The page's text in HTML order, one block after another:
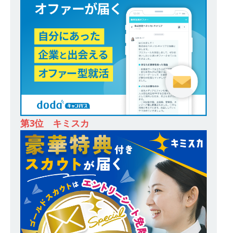
務・転勤なし ｜ 投資用住宅販売をリードする企
業が手がける賃貸アパート・マンションの管理を
行う ｜ 年間休日125日以上 ｜ 不動産業ではレア
な私服出社OK ｜ 土日祝完全休み ｜ スタンダー
ド上場 明豊エンタープライズグループ ｜ 明豊プ
体育会積極採用企業
[ 2026年5月14日 ]
【 28卒 ｜ オープンカンパニ
ー｜東京勤務・転勤なし ｜ 文理不問 】 7期連続
200％増収!! ｜ 様々な業界の知識・スキルを身に
付けることが可能 ｜ データ分析のエキスパート
としてクライアントの課題を解決 ｜ 土日祝完全
休み ｜ データアナリティクスラボ
体育会積
極採用企業
[ 2026年5月14日 ] 【 28卒 ｜ 東京勤務・転勤な
第3位 キミスカ